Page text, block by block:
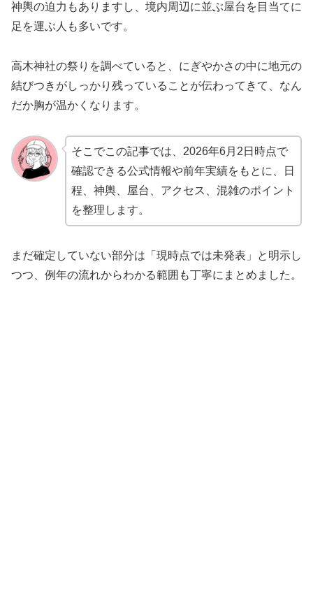
神輿の迫力もありますし、境内周辺に並ぶ屋台を目当てに
足を運ぶ人も多いです。
高木神社の祭りを調べていると、にぎやかさの中に地元の
結びつきがしっかり残っていることが伝わってきて、なん
だか胸が温かくなります。
そこでこの記事では、2026年6月2日時点で
確認できる公式情報や前年実績をもとに、日
程、神輿、屋台、アクセス、混雑のポイント
を整理します。
まだ確定していない部分は「現時点では未発表」と明示し
つつ、例年の流れからわかる範囲も丁寧にまとめました。